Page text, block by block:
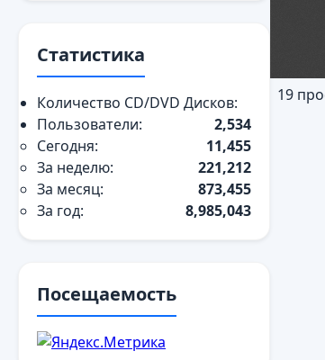
19
Статистика
Количество CD/DVD Дисков:
2,534
Пользователи:
Сегодня:
11,455
За неделю:
221,212
За месяц:
873,455
За год:
8,985,043
Посещаемость